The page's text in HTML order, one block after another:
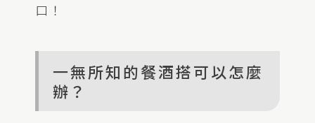
口！
一無所知的餐酒搭可以怎麼
辦？